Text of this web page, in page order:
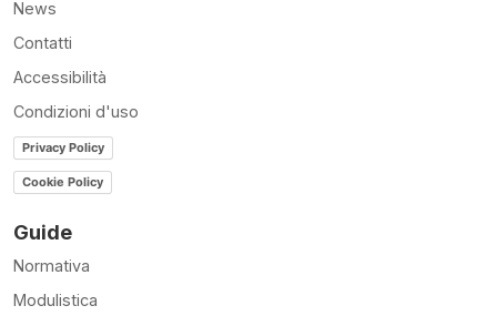
News
Contatti
Accessibilità
Condizioni d'uso
Privacy Policy
Cookie Policy
Guide
Normativa
Modulistica